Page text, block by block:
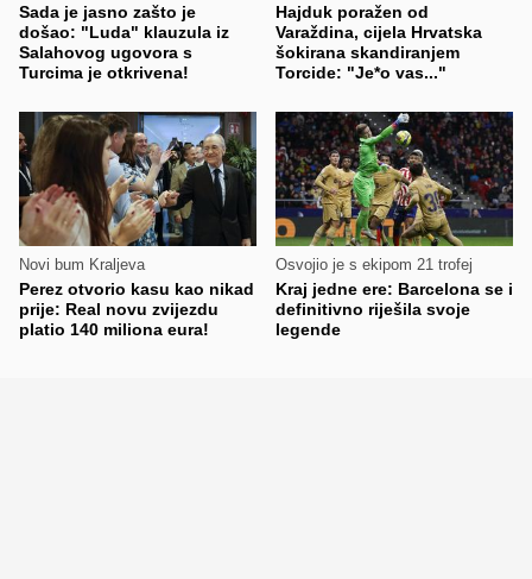
Sada je jasno zašto je
došao: "Luda" klauzula iz
Salahovog ugovora s
Turcima je otkrivena!
Hajduk poražen od
Varaždina, cijela Hrvatska
šokirana skandiranjem
Torcide: "Je*o vas..."
Novi bum Kraljeva
Perez otvorio kasu kao nikad
prije: Real novu zvijezdu
platio 140 miliona eura!
Osvojio je s ekipom 21 trofej
Kraj jedne ere: Barcelona se i
definitivno riješila svoje
legende